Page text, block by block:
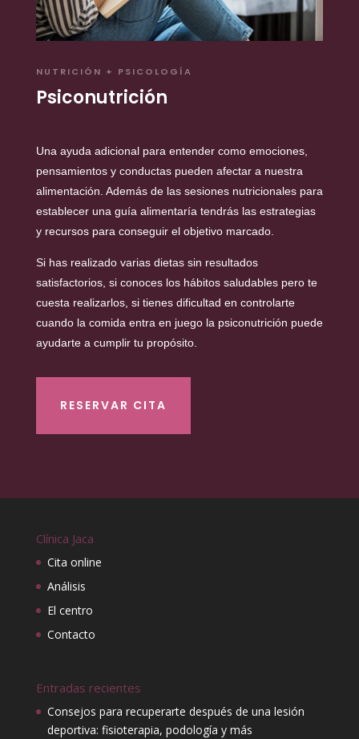
NUTRICIÓN + PSICOLOGÍA
Psiconutrición
Una ayuda adicional para entender como emociones,
pensamientos y conductas pueden afectar a nuestra
alimentación. Además de las sesiones nutricionales para
establecer una guía alimentaría tendrás las estrategias
y recursos para conseguir el objetivo marcado.
Si has realizado varias dietas sin resultados
satisfactorios, si conoces los hábitos saludables pero te
cuesta realizarlos, si tienes dificultad en controlarte
cuando la comida entra en juego la psiconutrición puede
ayudarte a cumplir tu propósito.
RESERVAR CITA
Clínica Jaca
Cita online
Análisis
El centro
Contacto
Entradas recientes
Consejos para recuperarte después de una lesión
deportiva: fisioterapia, podología y más